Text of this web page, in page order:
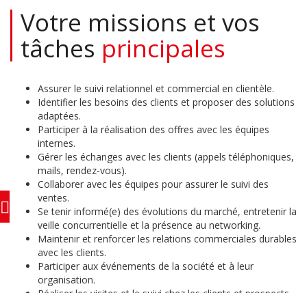
Votre missions et vos
tâches principales
Assurer le suivi relationnel et commercial en clientèle.
Identifier les besoins des clients et proposer des solutions
adaptées.
Participer à la réalisation des offres avec les équipes
internes.
Gérer les échanges avec les clients (appels téléphoniques,
mails, rendez-vous).
Collaborer avec les équipes pour assurer le suivi des
ventes.
Se tenir informé(e) des évolutions du marché, entretenir la
veille concurrentielle et la présence au networking.
Maintenir et renforcer les relations commerciales durables
avec les clients.
Participer aux événements de la société et à leur
organisation.